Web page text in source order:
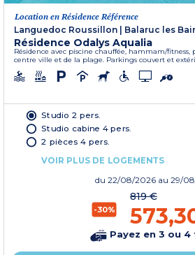
Location en Résidence Référence
Languedoc Roussillon | Balaruc les
Résidence Odalys Aqualia
Résidence avec piscine chauffée, hammam/fitness,
centre ville et de la plage. Parkings couvert et
Studio 2 pers.
Studio cabine 4 pers.
2 pièces 4 pers.
VOIR PLUS DE LOGEMENTS
du 22/08/2026 au 29/
-30%
819 €
Payez en 3 ou 4